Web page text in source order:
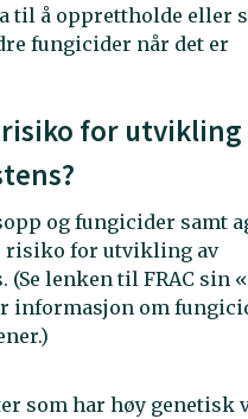
til å opprettholde eller
fungicider når det er
for utvikling
og fungicider samt
risiko for utvikling av
lenken til FRAC sin
informasjon om
som har høy genetisk